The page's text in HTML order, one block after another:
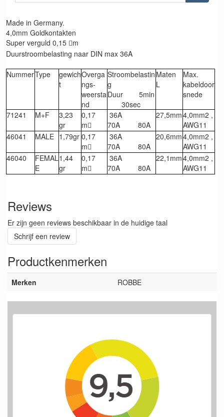
Made in Germany.
4,0mm Goldkontakten
Super verguld 0,15 m
Duurstroombelasting naar DIN max 36A
NummerType
gewich
t
Overga
ngs-
weersta
nd
Stroombelastin
g
Duur 5min
30sec
Maten
L
Max.
kabeldoor
snede
71241 M+F
3,23
gr
0,17
m
36A
70A 80A
27,5mm4,0mm2 ,
AWG11
46041
MALE 1,79gr 0,17
m
36A
70A 80A
20,6mm4,0mm2 ,
AWG11
46040
FEMAL
E
1,44
gr
0,17
m
36A
70A 80A
22,1mm4,0mm2 ,
AWG11
Reviews
Er zijn geen reviews beschikbaar in de huidige taal
Schrijf een review
Productkenmerken
Merken ROBBE